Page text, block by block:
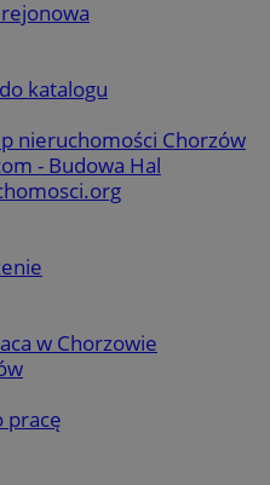
katalogu
nieruchomości Chorzów
- Budowa Hal
w Chorzowie
pracę